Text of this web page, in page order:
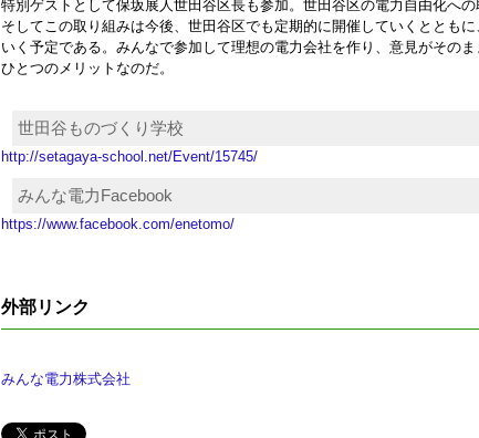
特別ゲストとして保坂展人世田谷区長も参加。世田谷区の電力自由化への
そしてこの取り組みは今後、世田谷区でも定期的に開催していくととも
いく予定である。みんなで参加して理想の電力会社を作り、意見がその
ひとつのメリットなのだ。
世田谷ものづくり学校
http://setagaya-school.net/Event/15745/
みんな電力Facebook
https://www.facebook.com/enetomo/
外部リンク
みんな電力株式会社